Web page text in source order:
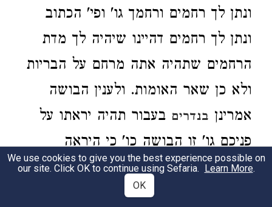
ונתן לך רחמים ורחמך גו' ופי' הכתוב
ונתן לך רחמים דהיינו שיהיה לך מדת
הרחמים שתהיה אתה מרחם על הבריות
ולא כן שאר האומות. ולענין הבושה
אמרינן בנדרים בעבור תהיה יראתו על
פניכם גו' זו הבושה כו' כי היראה
הניכרת בפנים היא הבושה כמ"ש בושת
פנים לג"ע וההפך עז פנים ולאו לפי מזגן
We use cookies to give you the best experience possible on
our site. Click OK to continue using Sefaria. Learn More.
OK